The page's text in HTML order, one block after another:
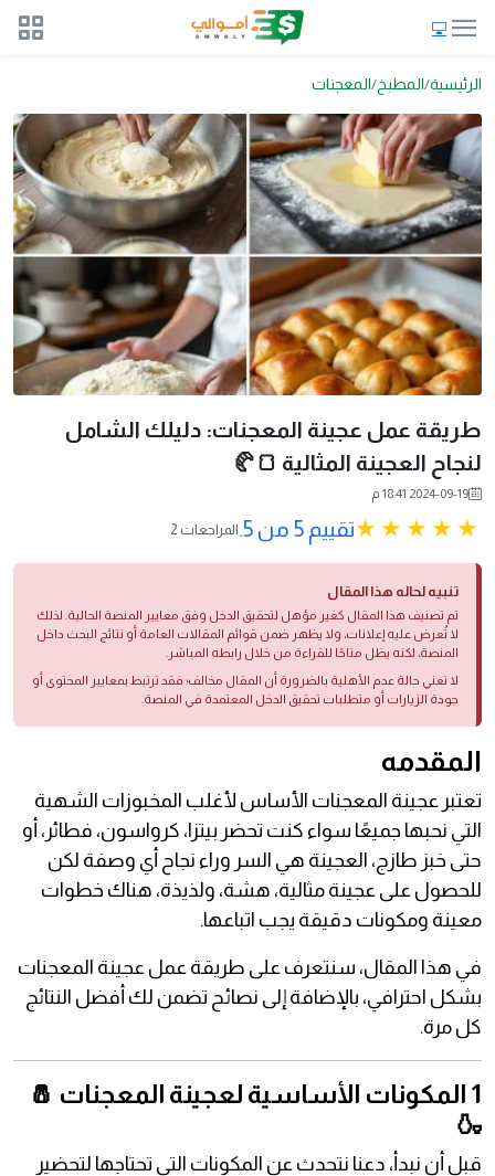
الرئيسية المطبخ المعجنات
طريقة عمل عجينة المعجنات: دليلك الشامل
لنجاح العجينة المثالية 🍞🥐
2024-09-19 18:41 م
تقييم 5 من 5. 2 المراجعات
تنبيه لحاله هذا المقال
تم تصنيف هذا المقال كغير مؤهل لتحقيق الدخل وفق معايير المنصة الحالية. لذلك
لا تُعرض عليه إعلانات، ولا يظهر ضمن قوائم المقالات العامة أو نتائج البحث داخل
المنصة، لكنه يظل متاحًا للقراءة من خلال رابطه المباشر.
لا تعني حالة عدم الأهلية بالضرورة أن المقال مخالف؛ فقد ترتبط بمعايير المحتوى أو
جودة الزيارات أو متطلبات تحقيق الدخل المعتمدة في المنصة.
المقدمه
تعتبر عجينة المعجنات الأساس لأغلب المخبوزات الشهية
التي نحبها جميعًا سواء كنت تحضر بيتزا، كرواسون، فطائر، أو
حتى خبز طازج، العجينة هي السر وراء نجاح أي وصفة لكن
للحصول على عجينة مثالية، هشة، ولذيذة، هناك خطوات
معينة ومكونات دقيقة يجب اتباعها.
في هذا المقال، سنتعرف على طريقة عمل عجينة المعجنات
بشكل احترافي، بالإضافة إلى نصائح تضمن لك أفضل النتائج
كل مرة.
1 المكونات الأساسية لعجينة المعجنات 🧂
🍶
قبل أن نبدأ، دعنا نتحدث عن المكونات التي تحتاجها لتحضير